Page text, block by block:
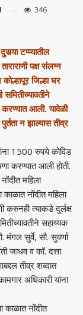
346
टप्प्यातील
पक्ष संलग्न
जिल्हा घर
करण्यात आली. यावेळी
न झाल्यास तीव्र
1500 रुपये कोविड
करण्यात आली होती.
महिला
नोंदीत महिला
करुनही त्याकडे दुर्लक्ष
सहाय्यक
मंगल सुर्वे, सौ. सुवर्णा
जाधव व कॉ. दत्ता
तीव्र शब्दात
अधिकारी यांना
काळात नोंदीत